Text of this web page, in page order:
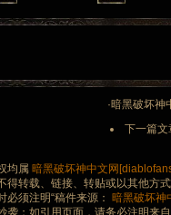
·暗黑破坏神
下一篇
均属暗黑破坏神中文网
得转载、链接、转贴或以其他方
须注明“稿件来源： 暗黑破坏神
袭；如引用页面，请务必注明来